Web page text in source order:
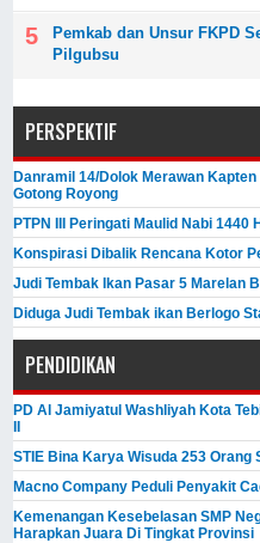
Pemkab dan Unsur FKPD
Pilgubsu
PERSPEKTIF
Danramil 14/Dolok Merawan
Gotong Royong
PTPN III Peringati Maulid Nabi 1440
Konspirasi Dibalik Rencana Kotor
Judi Tembak Ikan Pasar 5 Marelan
Diduga Judi Tembak ikan Berlogo
PENDIDIKAN
PD Al Jamiyatul Washliyah Kota
II
STIE Bina Karya Wisuda 253 Orang
Macno Company Peduli Penyakit
Kemenangan Kesebelasan SMP
Harapkan Juara Di Tingkat Provinsi